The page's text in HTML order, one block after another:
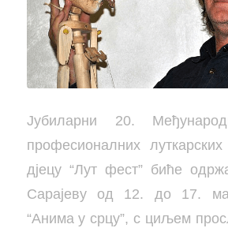
Јубиларни 20.
професионалних
дјецу “Лут фест” биће
Сарајеву од 12. до 17.
“Анима у срцу”, с циљем